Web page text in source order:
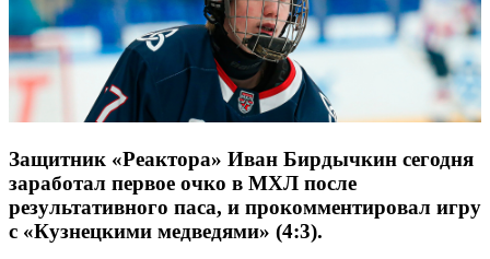
Защитник «Реактора» Иван Бирдычкин сегодня
заработал первое очко в МХЛ после
результативного паса, и прокомментировал игру
с «Кузнецкими медведями» (4:3).